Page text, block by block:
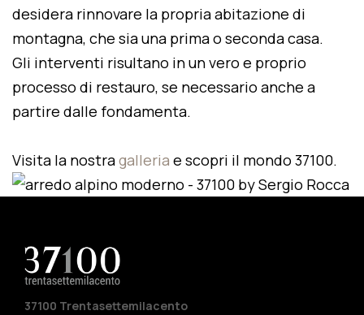
desidera rinnovare la propria abitazione di
montagna, che sia una prima o seconda casa.
Gli interventi risultano in un vero e proprio
processo di restauro, se necessario anche a
partire dalle fondamenta.
Visita la nostragalleria e scopri il mondo 37100.
37100 Trentasettemilacento